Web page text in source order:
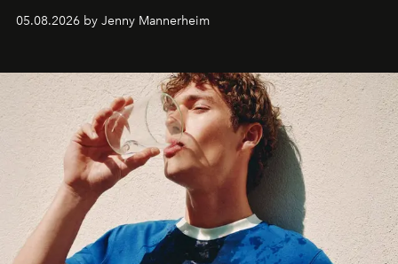
codes de la parfumerie contemporaine en proposant
une approche aussi intuitive que personnelle :
05.08.2026 by Jenny Mannerheim